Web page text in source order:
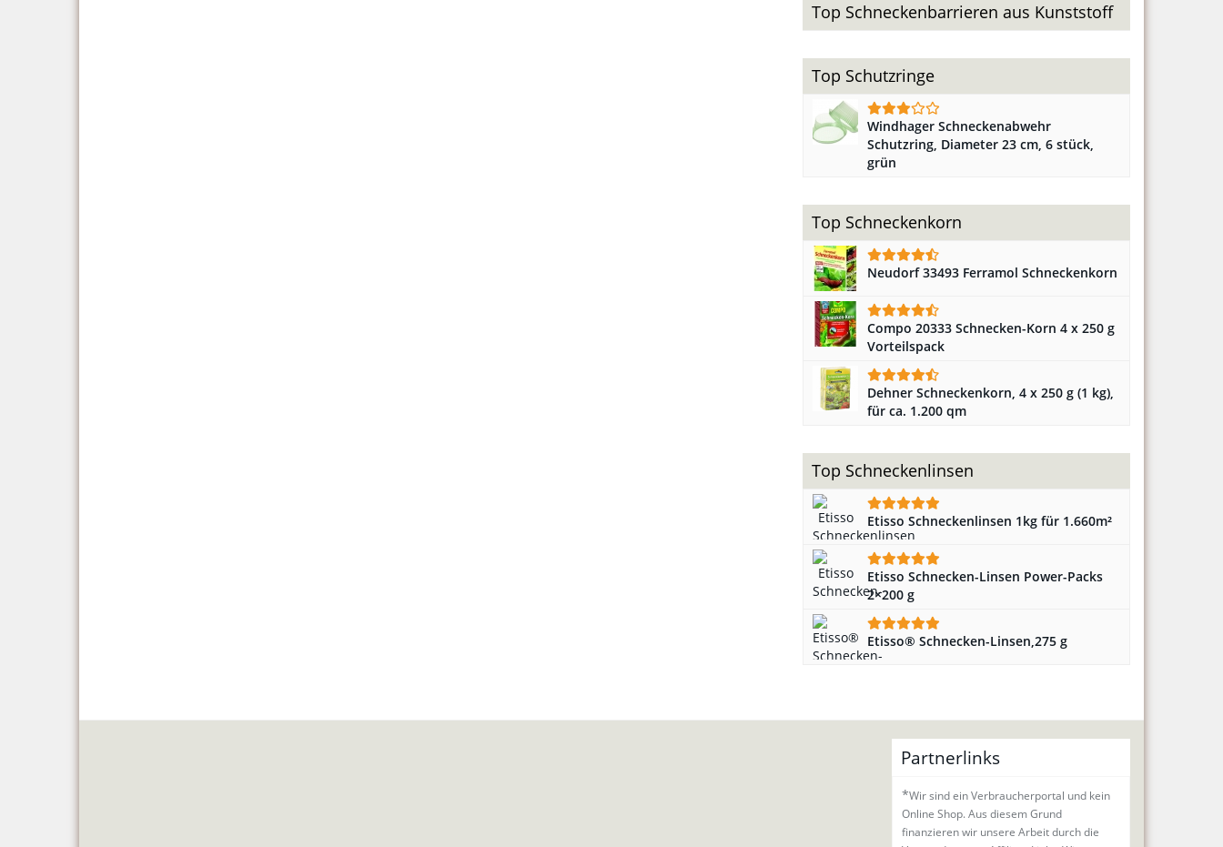
Top Schneckenbarrieren aus Kunststoff
Top Schutzringe
Windhager Schneckenabwehr
Schutzring, Diameter 23 cm, 6 stück,
grün
Top Schneckenkorn
Neudorf 33493 Ferramol Schneckenkorn
Compo 20333 Schnecken-Korn 4 x 250 g
Vorteilspack
Dehner Schneckenkorn, 4 x 250 g (1 kg),
für ca. 1.200 qm
Top Schneckenlinsen
Etisso Schneckenlinsen 1kg für 1.660m²
Etisso Schnecken-Linsen Power-Packs
2×200 g
Etisso® Schnecken-Linsen,275 g
Partnerlinks
*Wir sind ein Verbraucherportal und kein
Online Shop. Aus diesem Grund
finanzieren wir unsere Arbeit durch die